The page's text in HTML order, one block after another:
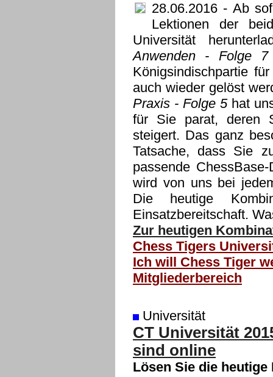
28.06.2016 - Ab
Lektionen der
Universität
Anwenden - Folge 7
Königsindischpartie
auch wieder gelöst
Praxis - Folge 5hat
für Sie parat, deren
steigert. Das ganz
Tatsache, dass Sie
passende
wird von uns bei
Die heutige
Einsatzbereitschaft.
Zur heutigen
Chess Tigers
Ich will Chess Tiger
Mitgliederbereich
Universität
CT Universität
sind online
Lösen Sie die